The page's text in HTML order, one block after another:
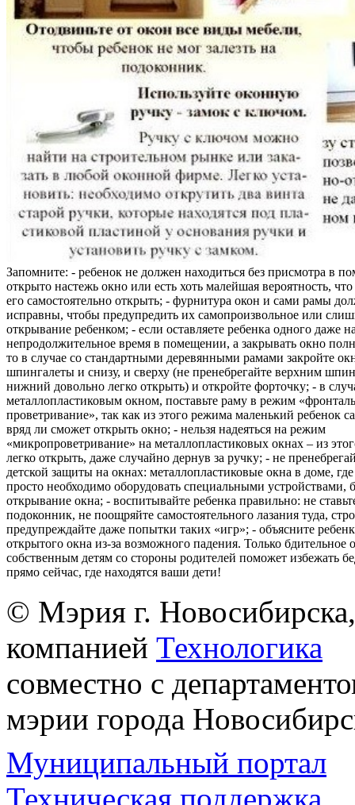
Запомните: - ребенок не должен находиться без присмотра в
открыто настежь окно или есть хоть малейшая вероятность,
его самостоятельно открыть; - фурнитура окон и сами рамы
исправны, чтобы предупредить их самопроизвольное или
открывание ребенком; - если оставляете ребенка одного даже
непродолжительное время в помещении, а закрывать окно
то в случае со стандартными деревянными рамами закройте
шпингалеты и снизу, и сверху (не пренебрегайте верхним
нижний довольно легко открыть) и откройте форточку; - в
металлопластиковым окном, поставьте раму в режим
проветривание», так как из этого режима маленький ребенок
вряд ли сможет открыть окно; - нельзя надеяться на режим
«микропроветривание» на металлопластиковых окнах – из
легко открыть, даже случайно дернув за ручку; - не
детской защиты на окнах: металлопластиковые окна в доме, где
просто необходимо оборудовать специальными
открывание окна; - воспитывайте ребенка правильно: не
подоконник, не поощряйте самостоятельного лазания туда,
предупреждайте даже попытки таких «игр»; - объясните
открытого окна из-за возможного падения. Только бдительное
собственным детям со стороны родителей поможет избежать
прямо сейчас, где находятся ваши дети!
© Мэрия г.
компанией Технологика
совместно с
мэрии города
Муниципальный портал